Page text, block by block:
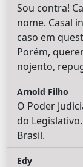
Sou contra!
nome. Casal
caso em
Porém,
nojento,
Arnold Filho
O Poder
do
Brasil.
Edy